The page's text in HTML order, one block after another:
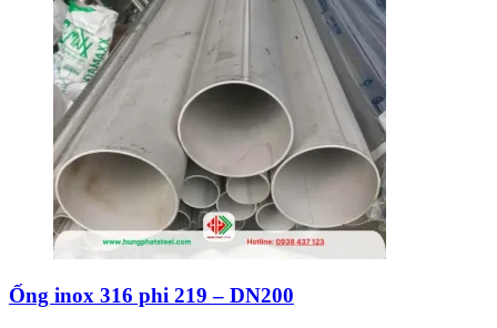
Ống inox 316 phi 219 – DN200